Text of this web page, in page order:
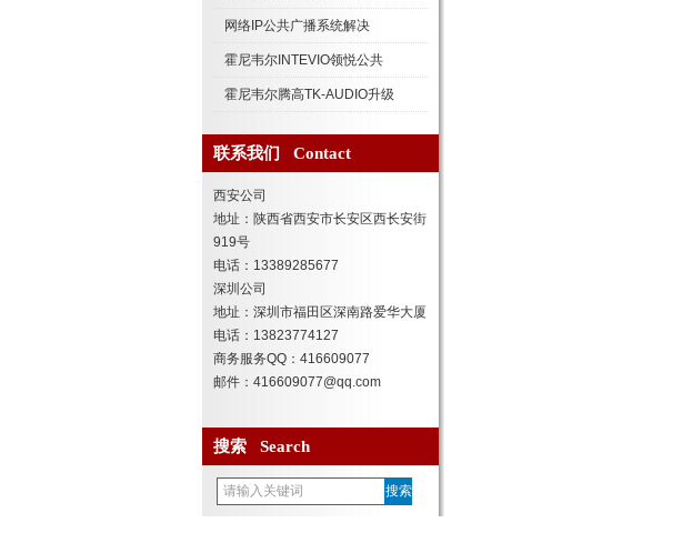
网络IP公共广播系统解决
霍尼韦尔INTEVIO领悦公共
霍尼韦尔腾高TK-AUDIO升级
联系我们 Contact
西安公司
地址：陕西省西安市长安区西长安街
919号
电话：13389285677
深圳公司
地址：深圳市福田区深南路爱华大厦
电话：13823774127
商务服务QQ：416609077
邮件：416609077@qq.com
搜索 Search